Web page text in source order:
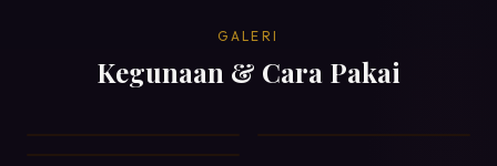
GALERI
Kegunaan & Cara Pakai